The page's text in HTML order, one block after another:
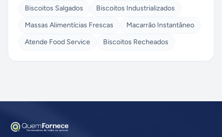
Biscoitos Salgados
Biscoitos Industrializados
Massas Alimentícias Frescas
Macarrão Instantâneo
Atende Food Service
Biscoitos Recheados